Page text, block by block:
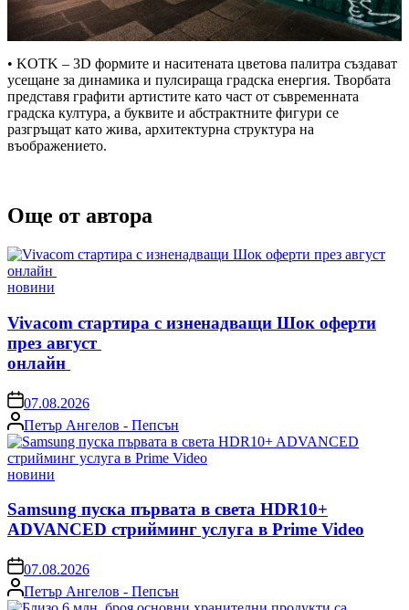
• KOTK – 3D формите и наситената цветова палитра създават
усещане за динамика и пулсираща градска енергия. Творбата
представя графити артистите като част от съвременната
градска култура, а буквите и абстрактните фигури се
разгръщат като жива, архитектурна структура на
въображението.
Още от автора
Posted
новини
Vivacom стартира с изненадващи Шок оферти
през август
онлайн
on07.08.2026
Posted
by
Петър Ангелов - Пепсън
Posted
новини
Samsung пуска първата в света HDR10+
ADVANCED стрийминг услуга в Prime Video
on07.08.2026
Posted
by
Петър Ангелов - Пепсън